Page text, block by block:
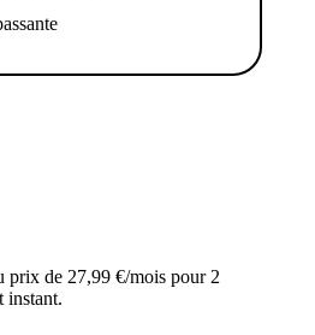
prix de 27,99 €/mois pour 2
instant.